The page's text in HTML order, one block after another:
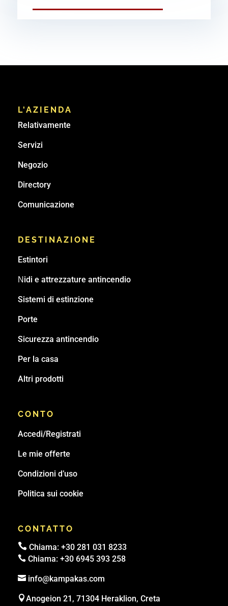
L'AZIENDA
Relativamente
Servizi
Negozio
Directory
Comunicazione
DESTINAZIONE
Estintori
Νidi e attrezzature antincendio
Sistemi di estinzione
Porte
Sicurezza antincendio
Per la casa
Altri prodotti
CONTO
Accedi/Registrati
Le mie offerte
Condizioni d’uso
Politica sui cookie
CONTATTO
Chiama: +30 281 031 8233
Chiama: +30 6945 393 258
 info@kampakas.com
Anogeion 21, 71304 Heraklion, Creta